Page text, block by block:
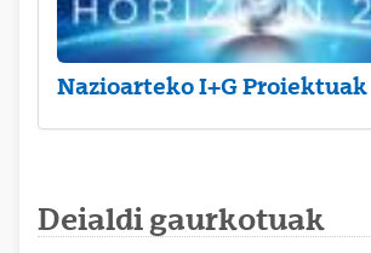
Nazioarteko I+G Proiektuak
Deialdi gaurkotuak